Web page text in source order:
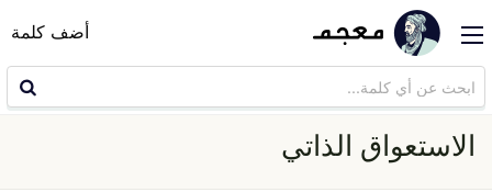
أضف كلمة
الاستعواق الذاتي